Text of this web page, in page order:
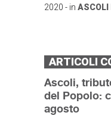
2020 - in ASCOLI
ARTICOLI
Ascoli,
del Popolo:
agosto